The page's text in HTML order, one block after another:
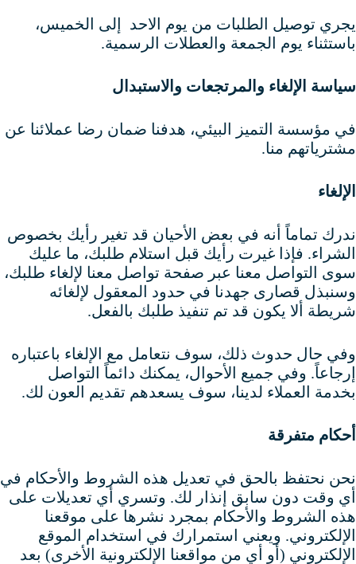
يجري توصيل الطلبات من يوم الاحد إلى الخميس،
باستثناء يوم الجمعة والعطلات الرسمية.
سياسة الإلغاء والمرتجعات والاستبدال
في مؤسسة التميز البيئي، هدفنا ضمان رضا عملائنا عن
مشترياتهم منا.
الإلغاء
ندرك تماماً أنه في بعض الأحيان قد تغير رأيك بخصوص
الشراء. فإذا غيرت رأيك قبل استلام طلبك، ما عليك
سوى التواصل معنا عبر صفحة تواصل معنا لإلغاء طلبك،
وسنبذل قصارى جهدنا في حدود المعقول لإلغائه
شريطة ألا يكون قد تم تنفيذ طلبك بالفعل.
وفي حال حدوث ذلك، سوف نتعامل مع الإلغاء باعتباره
إرجاعاً. وفي جميع الأحوال، يمكنك دائماً التواصل
بخدمة العملاء لدينا، سوف يسعدهم تقديم العون لك.
أحكام متفرقة
نحن نحتفظ بالحق في تعديل هذه الشروط والأحكام في
أي وقت دون سابق إنذار لك. وتسري أي تعديلات على
هذه الشروط والأحكام بمجرد نشرها على موقعنا
الإلكتروني. ويعني استمرارك في استخدام الموقع
الإلكتروني (أو أي من مواقعنا الإلكترونية الأخرى) بعد